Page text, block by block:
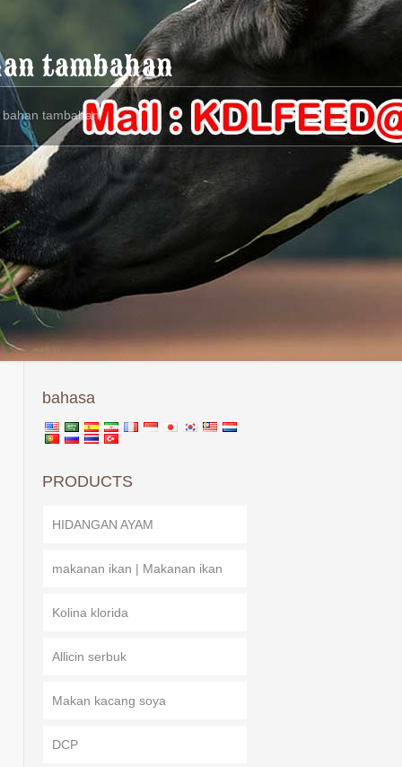
tambahan
tambahan
bahasa
PRODUCTS
HIDANGAN AYAM
makanan ikan | Makanan ikan
Kolina klorida
Allicin serbuk
Makan kacang soya
DCP